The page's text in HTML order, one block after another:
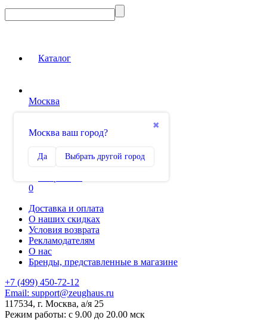
Каталог
Москва
✖
Москва ваш город?
Да Выбрать другой город
Сравнение
0
Доставка и оплата
О наших скидках
Условия возврата
Рекламодателям
О нас
Бренды, представленные в магазине
+7 (499) 450-72-12
Email: support@zeughaus.ru
117534, г. Москва, а/я 25
Режим работы: с 9.00 до 20.00 мск